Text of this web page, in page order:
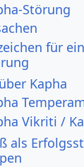
Störung
für
Kapha
Vikriti /
als